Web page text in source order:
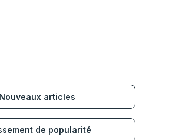
Nouveaux articles
de popularité